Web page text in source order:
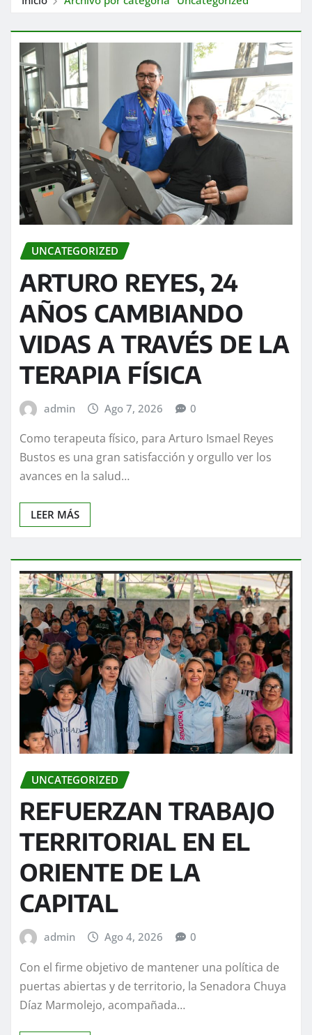
UNCATEGORIZED
ARTURO REYES, 24
AÑOS CAMBIANDO
VIDAS A TRAVÉS DE LA
TERAPIA FÍSICA
admin Ago 7, 2026 0
Como terapeuta físico, para Arturo Ismael Reyes
Bustos es una gran satisfacción y orgullo ver los
avances en la salud…
LEER MÁS
UNCATEGORIZED
REFUERZAN TRABAJO
TERRITORIAL EN EL
ORIENTE DE LA
CAPITAL
admin Ago 4, 2026 0
Con el firme objetivo de mantener una política de
puertas abiertas y de territorio, la Senadora Chuya
Díaz Marmolejo, acompañada…